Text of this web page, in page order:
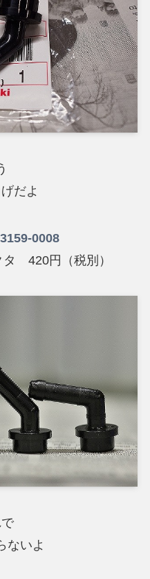
だよ
0008
タ 420円（税別）
ないよ